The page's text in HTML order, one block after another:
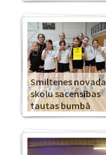
Smiltenes novada
skolu sacensības
tautas bumbā